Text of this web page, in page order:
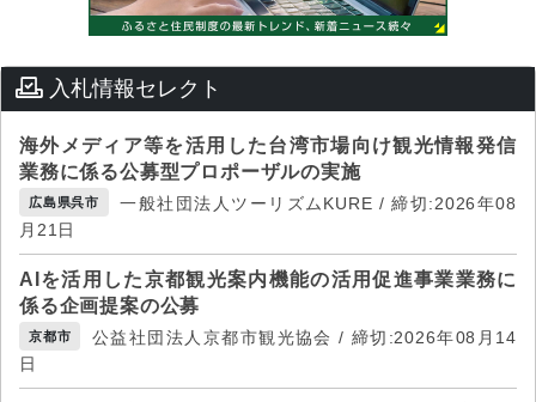
入札情報セレクト
海外メディア等を活用した台湾市場向け観光情報発信
業務に係る公募型プロポーザルの実施
広島県呉市
一般社団法人ツーリズムKURE / 締切:2026年08
月21日
AIを活用した京都観光案内機能の活用促進事業業務に
係る企画提案の公募
京都市
公益社団法人京都市観光協会 / 締切:2026年08月14
日